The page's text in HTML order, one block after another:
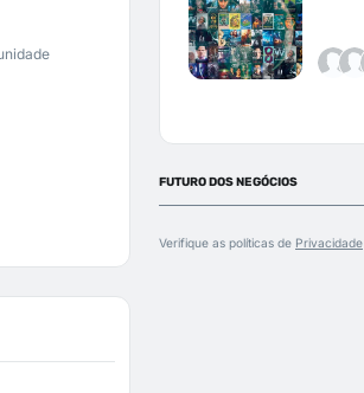
FUTURO DOS NEGÓCIOS
Verifique as políticas de Privacidade